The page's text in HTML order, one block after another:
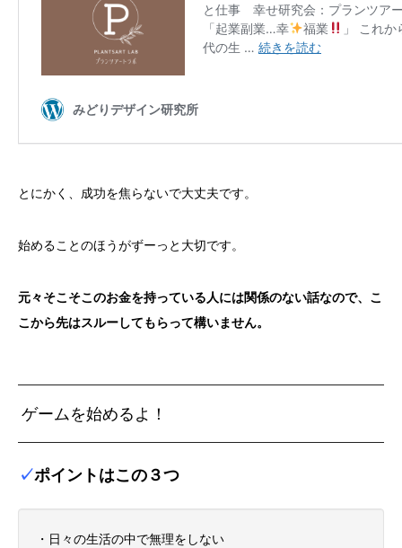
とにかく、成功を焦らないで大丈夫です。
始めることのほうがずーっと大切です。
元々そこそこのお金を持っている人には関係のない話なので、こ
こから先はスルーしてもらって構いません。
ゲームを始めるよ！
✓ポイントはこの３つ
・日々の生活の中で無理をしない